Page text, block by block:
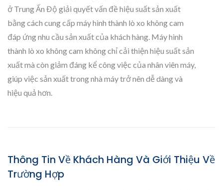
ở Trung Ấn Độ giải quyết vấn đề hiệu suất sản xuất
bằng cách cung cấp máy hình thành lò xo không cam
đáp ứng nhu cầu sản xuất của khách hàng. Máy hình
thành lò xo không cam không chỉ cải thiện hiệu suất sản
xuất mà còn giảm đáng kể công việc của nhân viên máy,
giúp việc sản xuất trong nhà máy trở nên dễ dàng và
hiệu quả hơn.
Thông Tin Về Khách Hàng Và Giới Thiệu Về
Trường Hợp